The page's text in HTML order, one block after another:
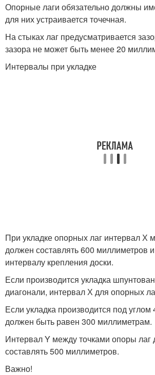
Опорные лаги обязательно должны
для них устраивается точечная.
На стыках лаг предусматривается
зазора не может быть менее 20
Интервалы при укладке
При укладке опорных лаг интервал Х
должен составлять 600 миллиметров и
интервалу крепления доски.
Если производится укладка
диагонали, интервал Х для опорных
Если укладка производится под углом
должен быть равен 300 миллиметрам.
Интервал Y между точками опоры лаг
составлять 500 миллиметров.
Важно!